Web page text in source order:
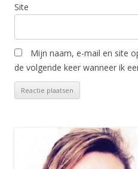
Site
Mijn naam, e-mail en site
de volgende keer wanneer ik